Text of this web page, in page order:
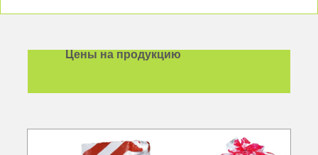
Цены на продукцию